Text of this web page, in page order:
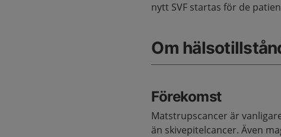
nytt SVF startas för de
Om
Förekomst
Matstrupscancer är
än skivepitelcancer. Även